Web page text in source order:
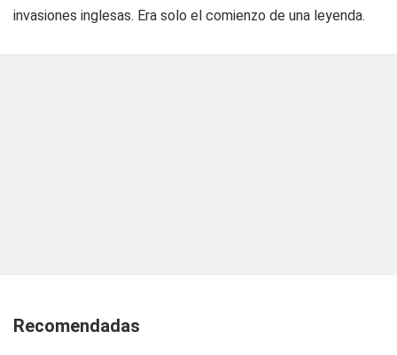
invasiones inglesas. Era solo el comienzo de una leyenda.
Recomendadas